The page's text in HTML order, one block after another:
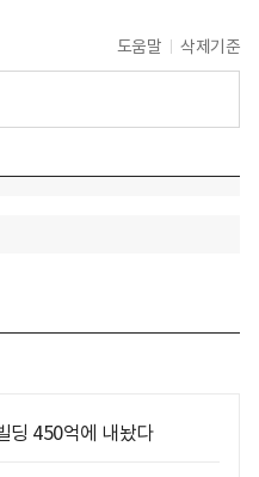
도움말 삭제기준
딩 450억에 내놨다